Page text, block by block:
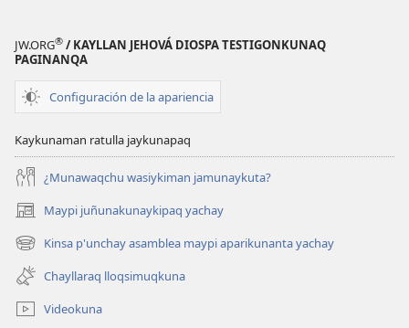
JW.ORG® / KAYLLAN JEHOVÁ DIOSPA TESTIGONKUNAQ
PAGINANQA
Configuración de la apariencia
Kaykunaman ratulla jaykunapaq
¿Munawaqchu wasiykiman jamunaykuta?
Maypi juñunakunaykipaq yachay
(abre
una
nueva
ventana)
Kinsa p'unchay asamblea maypi aparikunanta yachay
(abre
una
nueva
ventana)
Chayllaraq lloqsimuqkuna
Videokuna